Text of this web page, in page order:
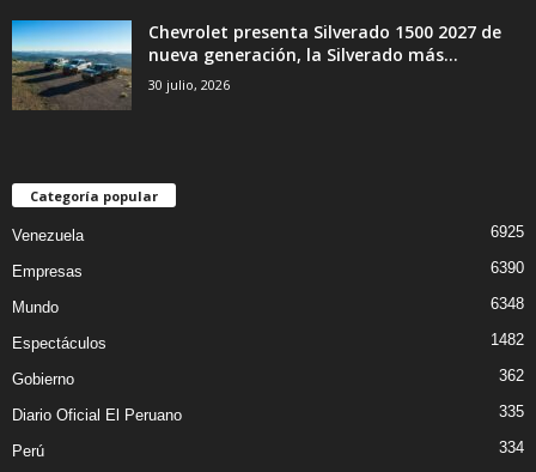
Chevrolet presenta Silverado 1500 2027 de
nueva generación, la Silverado más...
30 julio, 2026
Categoría popular
Venezuela 6925
Empresas 6390
Mundo 6348
Espectáculos 1482
Gobierno 362
Diario Oficial El Peruano 335
Perú 334